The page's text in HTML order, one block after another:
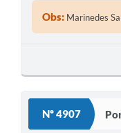
Obs: Marinedes
Nº 4907